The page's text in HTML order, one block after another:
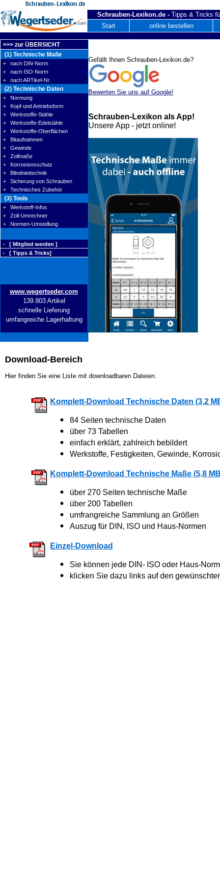
Schrauben-Lexikon.de - Tipps & Tricks
Start
online bestellen
>>> zur ÜBERSICHT
(1) Technische Maße
+ nach DIN-Norm
+ nach ISO-Norm
+ nach ARTikel-Nr.
(2) Technische Daten
+ Normung
+ Kopf-und Antriebsform
+ Werkstoffe-Stähle
+ Werkstoffe-Edelstähle
+ Werkstoffe-Oberflächen
+ Bitaufnahmen
+ Gewinde
+ Zollmaße
+ Korrosionsschutz
+ Blindniettechnik
+ Sicherung von Schrauben
+ Technisches Zubehör
(3) Tools
+ Werkstoff-Infos
+ Zoll-Umrechner
+ Normen-Umstellung
- [ Mitglied werden ]
- [ Tipps & Tricks]
www.wegertseder.com
139.803 Artikel
schnelle Lieferung
umfangreiche Lagerhaltung
Download-Bereich
Hier finden Sie eine Liste mit downloadbaren Dateien.
Komplett-Download Technische Daten (3,2
84 Seiten technische Daten
über 73 Tabellen
einfach erklärt, zahlreich bebildert
Werkstoffe, Festigkeiten, Gewinde,
Komplett-Download Technische Maße (5,8
über 270 Seiten technische Maße
über 200 Tabellen
umfrangreiche Sammlung an Größen
Auszug für DIN, ISO und Haus-Normen
Einzel-Download
Sie können jede DIN- ISO oder Haus-
klicken Sie dazu links auf den
Gefällt Ihnen Schrauben-Lexikon.de?
Bewerten Sie uns auf Google!
Schrauben-Lexikon als App!
Unsere App - jetzt online!